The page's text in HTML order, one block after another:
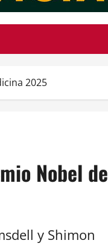
2025
Nobel de
y Shimon